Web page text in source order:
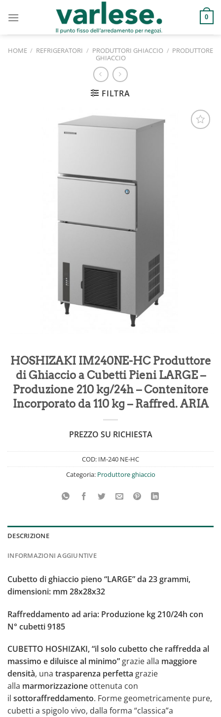
0
HOME / REFRIGERATORI / PRODUTTORI GHIACCIO / PRODUTTORE
GHIACCIO
FILTRA
HOSHIZAKI IM240NE-HC Produttore
di Ghiaccio a Cubetti Pieni LARGE –
Produzione 210 kg/24h – Contenitore
Incorporato da 110 kg – Raffred. ARIA
PREZZO SU RICHIESTA
COD: IM-240 NE-HC
Categoria: Produttore ghiaccio
DESCRIZIONE
INFORMAZIONI AGGIUNTIVE
Cubetto di ghiaccio pieno “LARGE” da 23 grammi,
dimensioni: mm 28x28x32
Raffreddamento ad aria: Produzione kg 210/24h con
N° cubetti 9185
CUBETTO HOSHIZAKI, “il solo cubetto che raffredda al
massimo e diluisce al minimo”grazie alla maggiore
densità, una trasparenza perfetta grazie
alla marmorizzazione ottenuta con
il sottoraffreddamento. Forme geometricamente pure,
cubetti a spigolo vivo, dalla forma “classica”a